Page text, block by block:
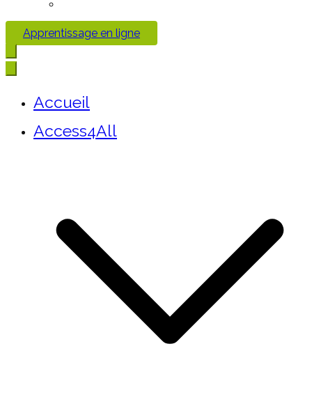
Apprentissage en ligne
Accueil
Access4All